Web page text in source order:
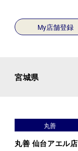
My店舗登録
宮城県
丸善
丸善 仙台アエル店